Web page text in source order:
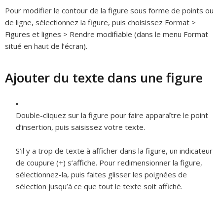
Pour modifier le contour de la figure sous forme de points ou
de ligne, sélectionnez la figure, puis choisissez Format >
Figures et lignes > Rendre modifiable (dans le menu Format
situé en haut de l’écran).
Ajouter du texte dans une figure
Double-cliquez sur la figure pour faire apparaître le point
d’insertion, puis saisissez votre texte.
S’il y a trop de texte à afficher dans la figure, un indicateur
de coupure (+) s’affiche. Pour redimensionner la figure,
sélectionnez-la, puis faites glisser les poignées de
sélection jusqu’à ce que tout le texte soit affiché.